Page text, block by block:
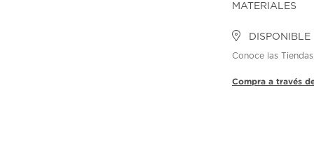
MATERIALES
DISPONIBLE
Conoce las
Compra a través